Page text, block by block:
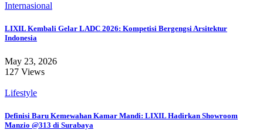
Internasional
LIXIL Kembali Gelar LADC 2026: Kompetisi Bergengsi Arsitektur
Indonesia
May 23, 2026
127 Views
Lifestyle
Definisi Baru Kemewahan Kamar Mandi: LIXIL Hadirkan Showroom
Manzio @313 di Surabaya